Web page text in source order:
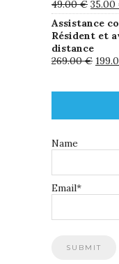
49.00€ 35.00
Assistance
Résident et
distance
269.00€
Name
Email*